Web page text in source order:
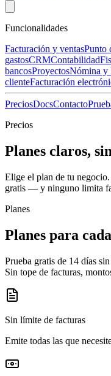
Funcionalidades
Facturación y ventasPunto
gastosCRMContabilidad
bancosProyectosNómina y
clienteFacturación
PreciosDocsContacto
Precios
Planes claros,
Elige el plan de tu
gratis — y ninguno limita
Planes
Planes para
Prueba gratis de 14 días
Sin tope de facturas,
Sin límite de facturas
Emite todas las que